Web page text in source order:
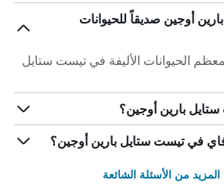
أوجين صديقاً للحيوانات
الحيوانات الأليفة في تيست ستايل
بارين أوجين؟
في تيست ستايل بارين أوجين؟
من الأسئلة الشائعة